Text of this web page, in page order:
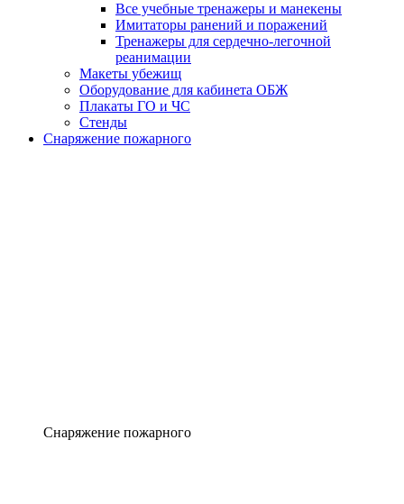
Все учебные тренажеры и манекены
Имитаторы ранений и поражений
Тренажеры для сердечно-легочной
реанимации
Макеты убежищ
Оборудование для кабинета ОБЖ
Плакаты ГО и ЧС
Стенды
Снаряжение пожарного
Снаряжение пожарного